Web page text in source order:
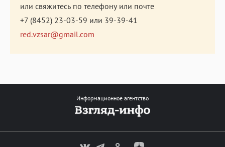
или свяжитесь по телефону или почте
+7 (8452) 23-03-59 или 39-39-41
red.vzsar@gmail.com
Информационное агентство